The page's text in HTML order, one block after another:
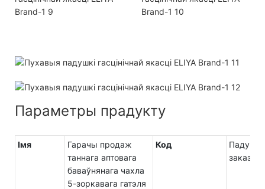
Параметры прадукту
Імя
Гарачы продаж
таннага аптовага
баваўнянага чахла
5-зоркавага гатэля
Код
заказ